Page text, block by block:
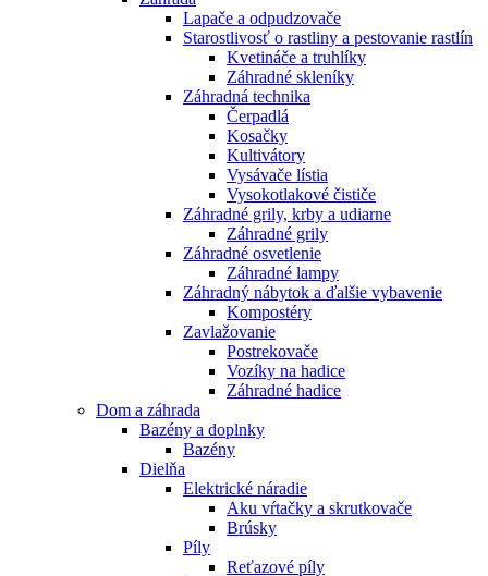
Lapače a odpudzovače
Starostlivosť o rastliny a pestovanie rastlín
Kvetináče a truhlíky
Záhradné skleníky
Záhradná technika
Čerpadlá
Kosačky
Kultivátory
Vysávače lístia
Vysokotlakové čističe
Záhradné grily, krby a udiarne
Záhradné grily
Záhradné osvetlenie
Záhradné lampy
Záhradný nábytok a ďalšie vybavenie
Kompostéry
Zavlažovanie
Postrekovače
Vozíky na hadice
Záhradné hadice
Dom a záhrada
Bazény a doplnky
Bazény
Dielňa
Elektrické náradie
Aku vŕtačky a skrutkovače
Brúsky
Píly
Reťazové píly